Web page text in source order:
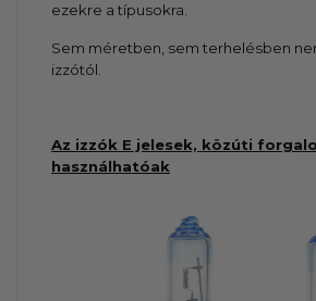
ezekre a típusokra.
Sem méretben, sem terhelésben
izzótól.
Az izzók E jelesek, közúti
használhatóak